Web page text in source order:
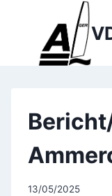
springen
13/05/2025